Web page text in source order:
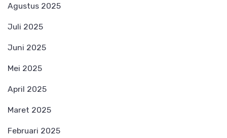
Agustus 2025
Juli 2025
Juni 2025
Mei 2025
April 2025
Maret 2025
Februari 2025